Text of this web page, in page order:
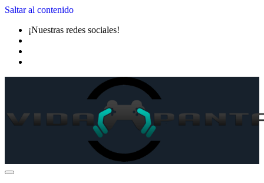
Saltar al contenido
¡Nuestras redes sociales!